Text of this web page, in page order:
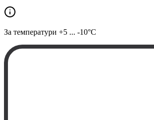
За температури +5 ... -10°C